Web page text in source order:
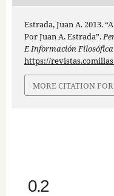
Estrada, Juan A. 2013.
Por Juan A. Estrada”.
E Información Filosófica
https://
MORE CITATION
0.2